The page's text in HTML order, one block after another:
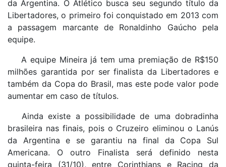
da Argentina. O Atlético busca seu segundo título da
Libertadores, o primeiro foi conquistado em 2013 com
a passagem marcante de Ronaldinho Gaúcho pela
equipe.
A equipe Mineira já tem uma premiação de R$150
milhões garantida por ser finalista da Libertadores e
também da Copa do Brasil, mas este pode valor pode
aumentar em caso de títulos.
Ainda existe a possibilidade de uma dobradinha
brasileira nas finais, pois o Cruzeiro eliminou o Lanús
da Argentina e se garantiu na final da Copa Sul
Americana. O outro Finalista será definido nesta
quinta-feira (31/10), entre Corinthians e Racing da